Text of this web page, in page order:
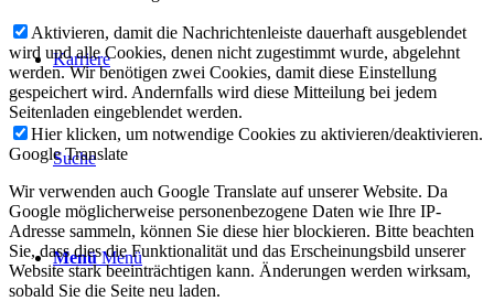
Karriere
Suche
Menü Menü
Aktivieren, damit die Nachrichtenleiste dauerhaft ausgeblendet
wird und alle Cookies, denen nicht zugestimmt wurde, abgelehnt
werden. Wir benötigen zwei Cookies, damit diese Einstellung
gespeichert wird. Andernfalls wird diese Mitteilung bei jedem
Seitenladen eingeblendet werden.
Hier klicken, um notwendige Cookies zu aktivieren/deaktivieren.
Google Translate
Wir verwenden auch Google Translate auf unserer Website. Da
Google möglicherweise personenbezogene Daten wie Ihre IP-
Adresse sammeln, können Sie diese hier blockieren. Bitte beachten
Sie, dass dies die Funktionalität und das Erscheinungsbild unserer
Website stark beeinträchtigen kann. Änderungen werden wirksam,
sobald Sie die Seite neu laden.